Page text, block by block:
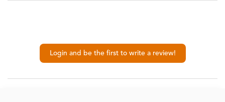
Login and be the first to write a review!